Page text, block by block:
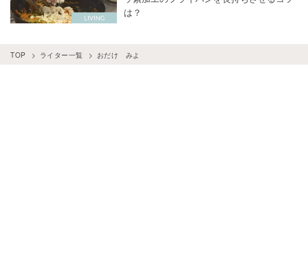
は？
TOP ライター一覧 おだけ みよ